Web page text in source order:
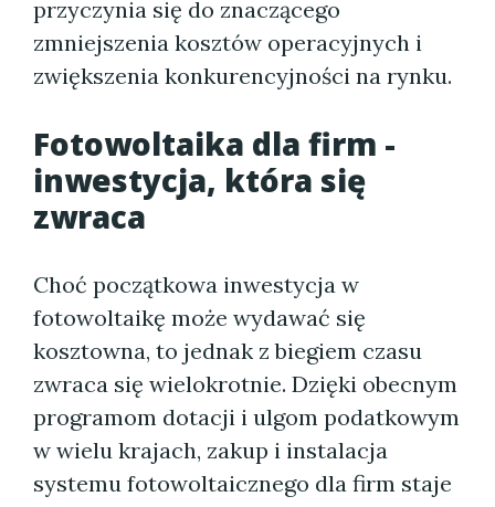
przyczynia się do znaczącego
zmniejszenia kosztów operacyjnych i
zwiększenia konkurencyjności na rynku.
Fotowoltaika dla firm -
inwestycja, która się
zwraca
Choć początkowa inwestycja w
fotowoltaikę może wydawać się
kosztowna, to jednak z biegiem czasu
zwraca się wielokrotnie. Dzięki obecnym
programom dotacji i ulgom podatkowym
w wielu krajach, zakup i instalacja
systemu fotowoltaicznego dla firm staje